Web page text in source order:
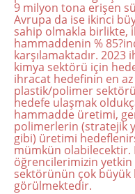
9 milyon tona erişen
Avrupa da ise ikinci
sahip olmakla birlikte,
hammaddenin %
karşılamaktadır.
kimya sektörü için
ihracat hedefinin en az
plastik/polimer
hedefe ulaşmak
hammadde üretimi,
polimerlerin (stratejik
gibi) üretimi
mümkün olabilecektir.
öğrencilerimizin yetkin
sektörünün çok
görülmektedir.